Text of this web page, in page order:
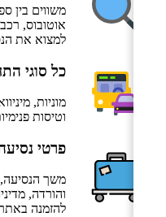
משווים בין
אוטובוס,
למצוא את
כל סוגי
מוניות,
וטיסות
פרטי
משך הנסיעה,
והורדה,
להזמנה